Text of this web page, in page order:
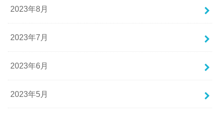
2023年8月
2023年7月
2023年6月
2023年5月